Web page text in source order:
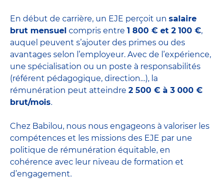
En début de carrière, un EJE perçoit un salaire
brut mensuel compris entre 1 800 € et 2 100 €,
auquel peuvent s’ajouter des primes ou des
avantages selon l’employeur. Avec de l’expérience,
une spécialisation ou un poste à responsabilités
(référent pédagogique, direction…), la
rémunération peut atteindre 2 500 € à 3 000 €
brut/mois.
Chez Babilou, nous nous engageons à valoriser les
compétences et les missions des EJE par une
politique de rémunération équitable, en
cohérence avec leur niveau de formation et
d’engagement.